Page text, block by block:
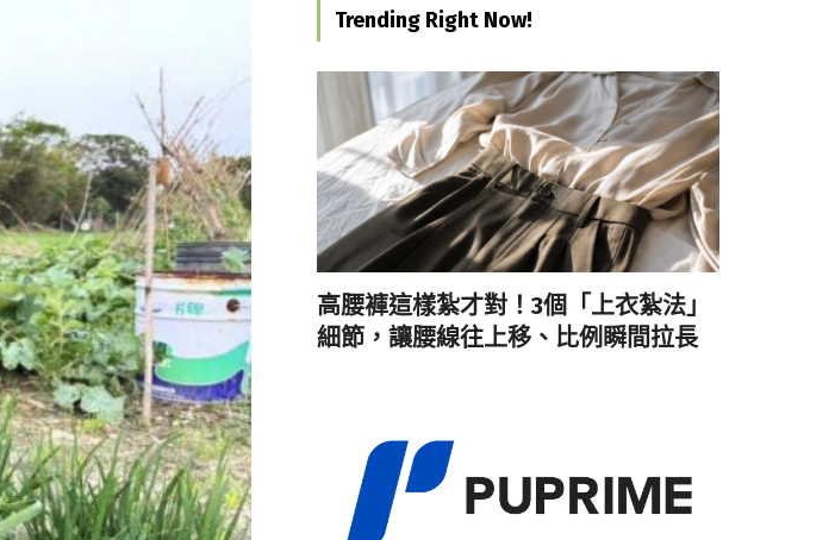
Trending Right Now!
高腰褲這樣紮才對！3個「上衣紮法」
細節，讓腰線往上移、比例瞬間拉長